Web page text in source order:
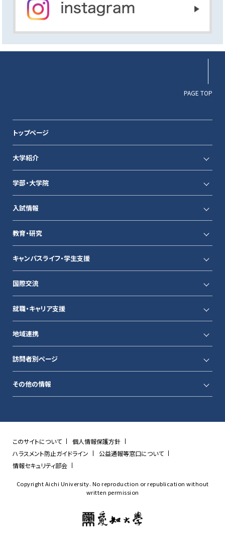
PAGE TOP
トップページ
大学紹介
学部・大学院
入試情報
教育・研究
キャンパスライフ・学生支援
国際交流
就職・キャリア支援
地域連携
訪問者別ページ
その他の情報
このサイトについて
個人情報保護方針
ハラスメント防止ガイドライン
公益通報等窓口について
情報セキュリティ部会
Copyright Aichi University. No reproduction or republication without
written permission